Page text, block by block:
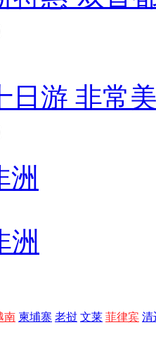
日游 非常
洲
洲
南 柬埔寨 老挝 文莱 菲律宾 清